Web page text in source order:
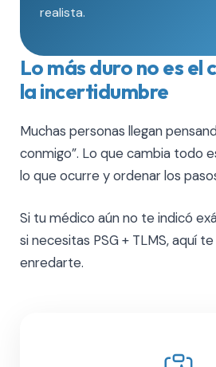
realista.
Lo más duro no es el
la incertidumbre
Muchas personas llegan
conmigo”. Lo que cambia todo
lo que ocurre y ordenar los
Si tu médico aún no te indicó
si necesitas PSG + TLMS, aquí
enredarte.